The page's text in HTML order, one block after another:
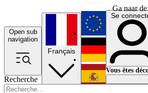
Ga naar
Open sub
navigation
Recherche
Français
English
Deutsch
Español
Se
Vous êtes